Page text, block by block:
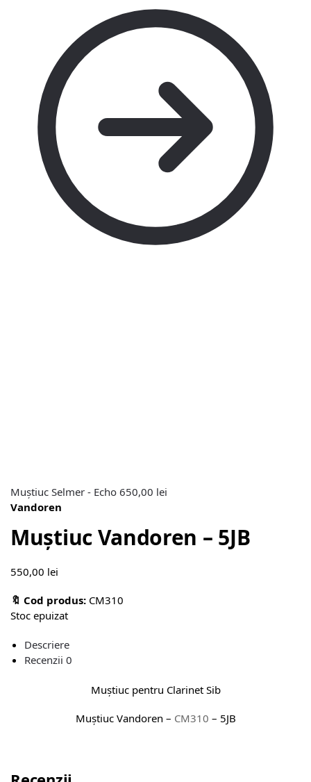
Muștiuc Selmer - Echo 650,00 lei
Vandoren
Muștiuc Vandoren – 5JB
550,00 lei
🔖 Cod produs: CM310
Stoc epuizat
Descriere
Recenzii 0
Muștiuc pentru Clarinet Sib
Muștiuc Vandoren – CM310 – 5JB